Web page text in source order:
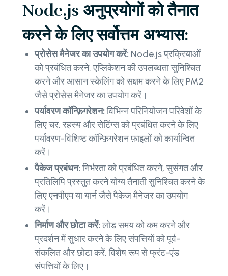
Node.js अनुप्रयोगों को तैनात
करने के लिए सर्वोत्तम अभ्यास:
प्रोसेस मैनेजर का उपयोग करें: Node.js प्रक्रियाओं
को प्रबंधित करने, एप्लिकेशन की उपलब्धता सुनिश्चित
करने और आसान स्केलिंग को सक्षम करने के लिए PM2
जैसे प्रोसेस मैनेजर का उपयोग करें।
पर्यावरण कॉन्फ़िगरेशन:विभिन्न परिनियोजन परिवेशों के
लिए चर, रहस्य और सेटिंग्स को प्रबंधित करने के लिए
पर्यावरण-विशिष्ट कॉन्फ़िगरेशन फ़ाइलों को कार्यान्वित
करें।
पैकेज प्रबंधन:निर्भरता को प्रबंधित करने, सुसंगत और
प्रतिलिपि प्रस्तुत करने योग्य तैनाती सुनिश्चित करने के
लिए एनपीएम या यार्न जैसे पैकेज मैनेजर का उपयोग
करें।
निर्माण और छोटा करें:लोड समय को कम करने और
प्रदर्शन में सुधार करने के लिए संपत्तियों को पूर्व-
संकलित और छोटा करें, विशेष रूप से फ्रंट-एंड
संपत्तियों के लिए।